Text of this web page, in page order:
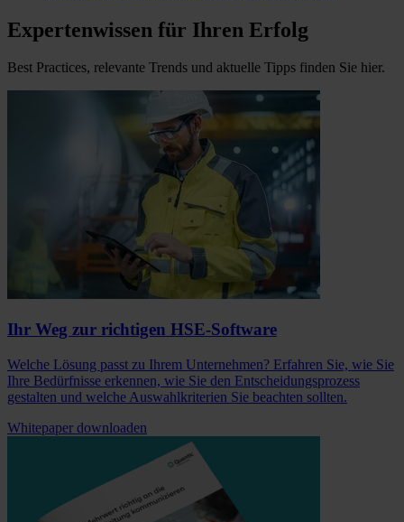
Expertenwissen für Ihren Erfolg
Best Practices, relevante Trends und aktuelle Tipps finden Sie hier.
Ihr Weg zur richtigen HSE-Software
Welche Lösung passt zu Ihrem Unternehmen? Erfahren Sie, wie Sie
Ihre Bedürfnisse erkennen, wie Sie den Entscheidungsprozess
gestalten und welche Auswahlkriterien Sie beachten sollten.
Whitepaper downloaden